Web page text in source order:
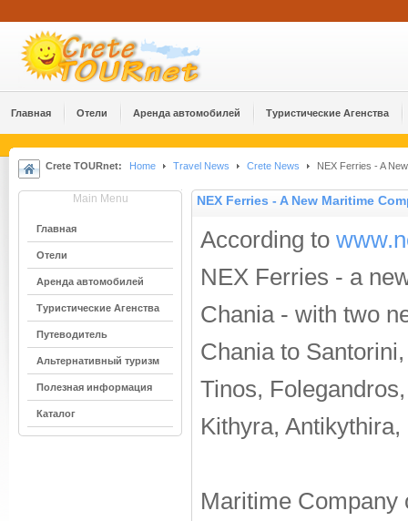
Главная Отели Аренда автомобилей Туристические Агенства
Crete TOURnet: Home Travel News Crete News NEX Ferries - A
Main Menu
Главная
Отели
Аренда автомобилей
Туристические Агенства
Путеводитель
Альтернативный туризм
Полезная информация
Каталог
NEX Ferries - A New Maritime
According to
NEX Ferries - a
Chania - with two
Chania to
Tinos,
Kithyra,
Maritime Company